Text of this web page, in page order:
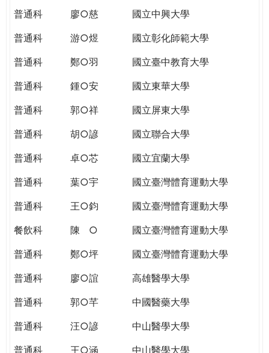
WAGOR
TODAY
THE
WORLD
PUTTING
YOU
THE
CITIZENSHIP
普通科
廖○慈
國立中興大學
普通科
游○煜
國立彰化師範大學
普通科
鄭○羽
國立臺中教育大學
普通科
鍾○安
國立東華大學
普通科
郭○祥
國立屏東大學
普通科
胡○諺
國立聯合大學
普通科
卓○芯
國立宜蘭大學
普通科
葉○宇
國立臺灣體育運動大學
普通科
王○鈞
國立臺灣體育運動大學
餐飲科
陳 ○
國立臺灣體育運動大學
普通科
鄭○坪
國立臺灣體育運動大學
普通科
廖○誼
高雄醫學大學
普通科
郭○芊
中國醫藥大學
普通科
汪○諺
中山醫學大學
普通科
王○涵
中山醫學大學